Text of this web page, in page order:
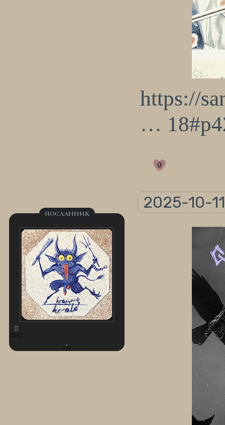
https://
…
0
2025-10-11
ПОСЛАННИК
16142
+27